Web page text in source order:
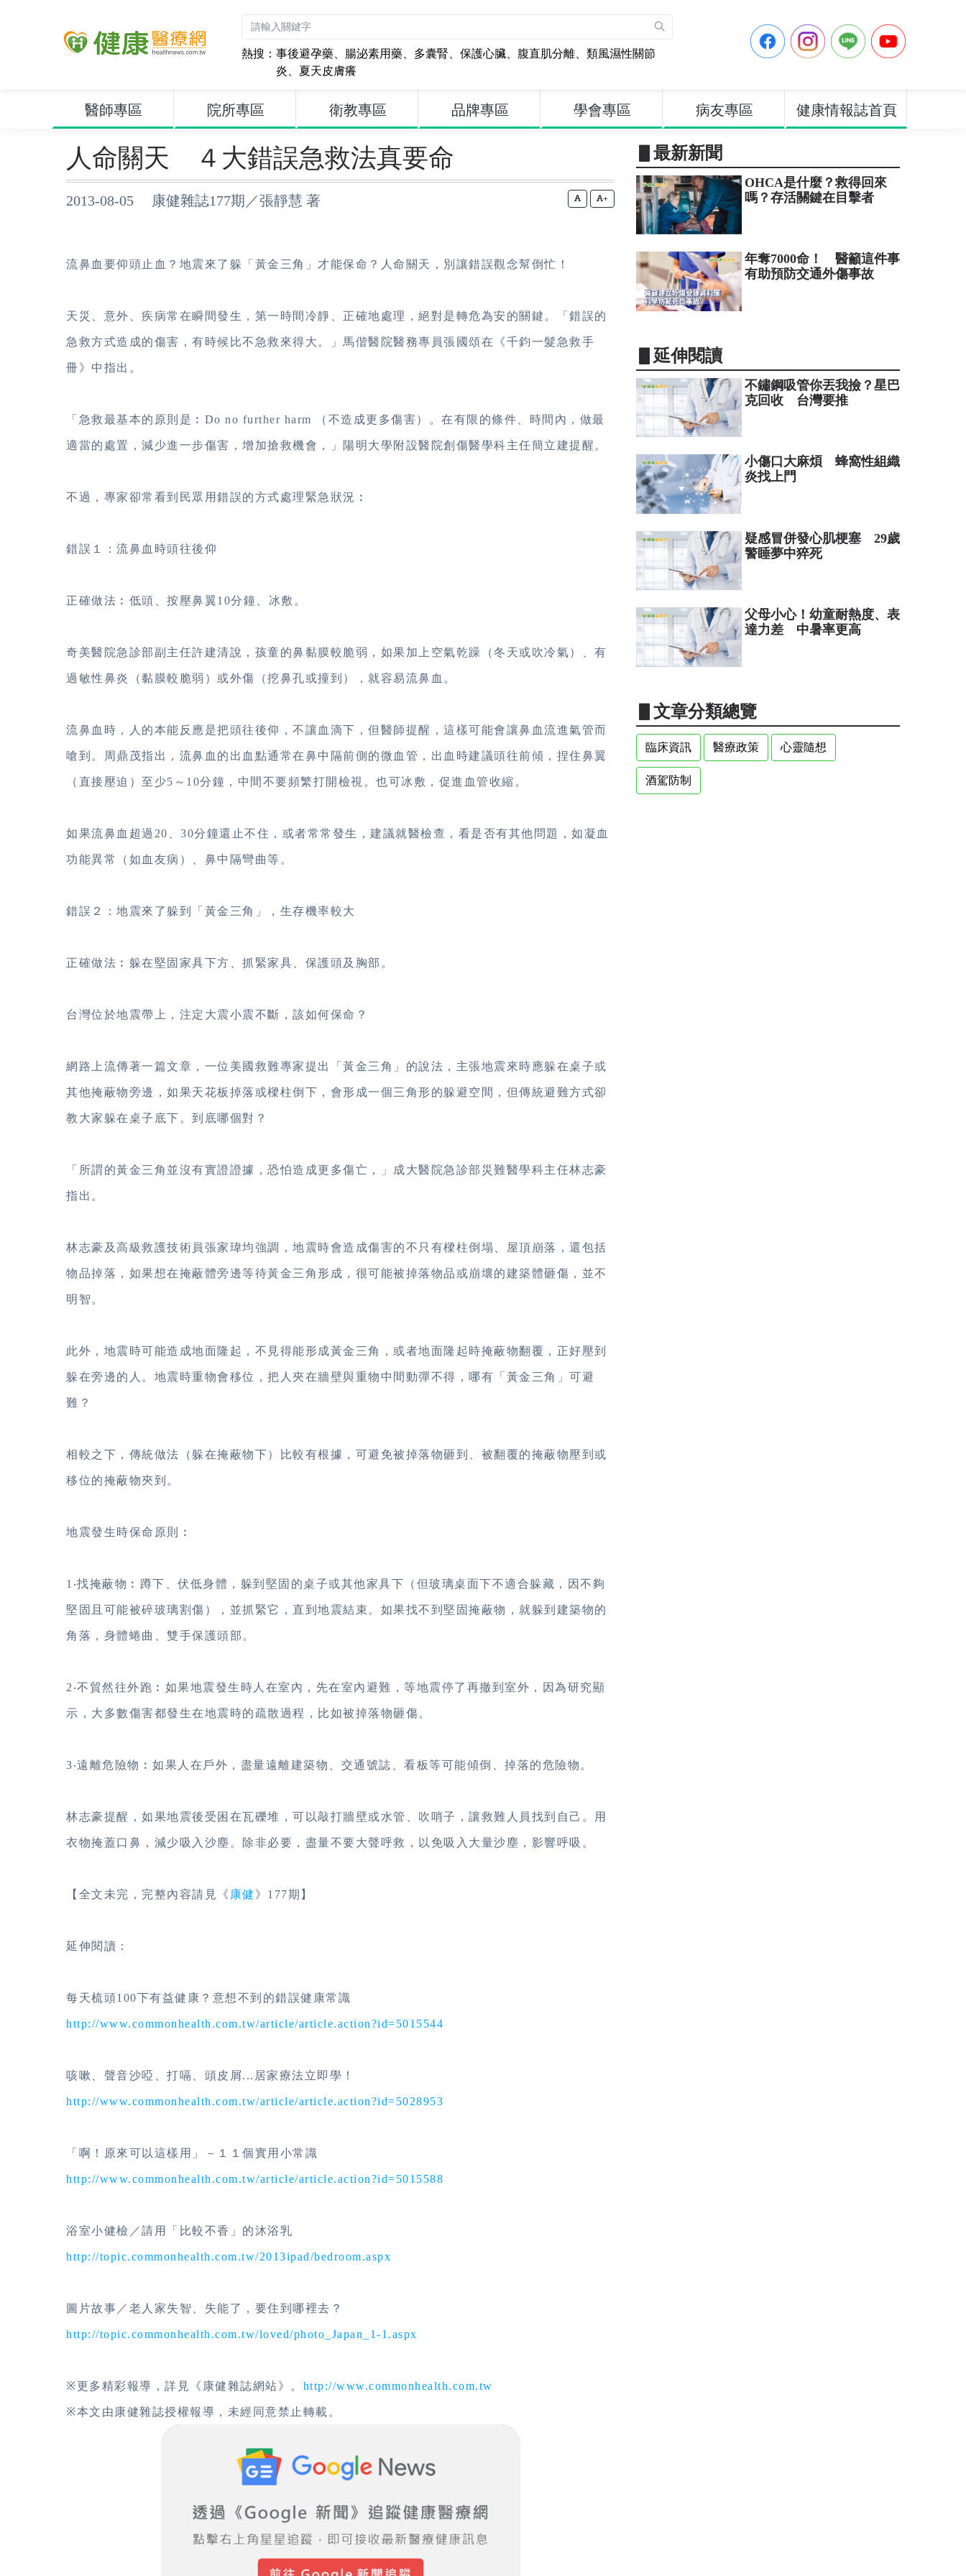
熱搜： 事後避孕藥、 腸泌素用藥、 多囊腎、 保護心臟、 腹直肌分離、 類風濕性關節
炎、 夏天皮膚癢
醫師專區 院所專區 衛教專區 品牌專區 學會專區 病友專區 健康情報誌首頁
人命關天 ４大錯誤急救法真要命
2013-08-05 康健雜誌177期／張靜慧 著 +
流鼻血要仰頭止血？地震來了躲「黃金三角」才能保命？人命關天，別讓錯誤觀念幫倒忙！
天災、意外、疾病常在瞬間發生，第一時間冷靜、正確地處理，絕對是轉危為安的關鍵。「錯誤的
急救方式造成的傷害，有時候比不急救來得大。」馬偕醫院醫務專員張國頌在《千鈞一髮急救手
冊》中指出。
「急救最基本的原則是︰Do no further harm （不造成更多傷害）。在有限的條件、時間內，做最
適當的處置，減少進一步傷害，增加搶救機會，」陽明大學附設醫院創傷醫學科主任簡立建提醒。
不過，專家卻常看到民眾用錯誤的方式處理緊急狀況︰
錯誤１：流鼻血時頭往後仰
正確做法︰低頭、按壓鼻翼10分鐘、冰敷。
奇美醫院急診部副主任許建清說，孩童的鼻黏膜較脆弱，如果加上空氣乾躁（冬天或吹冷氣）、有
過敏性鼻炎（黏膜較脆弱）或外傷（挖鼻孔或撞到），就容易流鼻血。
流鼻血時，人的本能反應是把頭往後仰，不讓血滴下，但醫師提醒，這樣可能會讓鼻血流進氣管而
嗆到。周鼎茂指出，流鼻血的出血點通常在鼻中隔前側的微血管，出血時建議頭往前傾，捏住鼻翼
（直接壓迫）至少5～10分鐘，中間不要頻繁打開檢視。也可冰敷，促進血管收縮。
如果流鼻血超過20、30分鐘還止不住，或者常常發生，建議就醫檢查，看是否有其他問題，如凝血
功能異常（如血友病）、鼻中隔彎曲等。
錯誤２：地震來了躲到「黃金三角」，生存機率較大
正確做法︰躲在堅固家具下方、抓緊家具、保護頭及胸部。
台灣位於地震帶上，注定大震小震不斷，該如何保命？
網路上流傳著一篇文章，一位美國救難專家提出「黃金三角」的說法，主張地震來時應躲在桌子或
其他掩蔽物旁邊，如果天花板掉落或樑柱倒下，會形成一個三角形的躲避空間，但傳統避難方式卻
教大家躲在桌子底下。到底哪個對？
「所謂的黃金三角並沒有實證證據，恐怕造成更多傷亡，」成大醫院急診部災難醫學科主任林志豪
指出。
林志豪及高級救護技術員張家瑋均強調，地震時會造成傷害的不只有樑柱倒塌、屋頂崩落，還包括
物品掉落，如果想在掩蔽體旁邊等待黃金三角形成，很可能被掉落物品或崩壞的建築體砸傷，並不
明智。
此外，地震時可能造成地面隆起，不見得能形成黃金三角，或者地面隆起時掩蔽物翻覆，正好壓到
躲在旁邊的人。地震時重物會移位，把人夾在牆壁與重物中間動彈不得，哪有「黃金三角」可避
難？
相較之下，傳統做法（躲在掩蔽物下）比較有根據，可避免被掉落物砸到、被翻覆的掩蔽物壓到或
移位的掩蔽物夾到。
地震發生時保命原則︰
1‧找掩蔽物︰蹲下、伏低身體，躲到堅固的桌子或其他家具下（但玻璃桌面下不適合躲藏，因不夠
堅固且可能被碎玻璃割傷），並抓緊它，直到地震結束。如果找不到堅固掩蔽物，就躲到建築物的
角落，身體蜷曲、雙手保護頭部。
2‧不貿然往外跑︰如果地震發生時人在室內，先在室內避難，等地震停了再撤到室外，因為研究顯
示，大多數傷害都發生在地震時的疏散過程，比如被掉落物砸傷。
3‧遠離危險物︰如果人在戶外，盡量遠離建築物、交通號誌、看板等可能傾倒、掉落的危險物。
林志豪提醒，如果地震後受困在瓦礫堆，可以敲打牆壁或水管、吹哨子，讓救難人員找到自己。用
衣物掩蓋口鼻，減少吸入沙塵。除非必要，盡量不要大聲呼救，以免吸入大量沙塵，影響呼吸。
【全文未完，完整內容請見《 康健 》177期】
延伸閱讀：
每天梳頭100下有益健康？意想不到的錯誤健康常識
http://www.commonhealth.com.tw/article/article.action?id=5015544
咳嗽、聲音沙啞、打嗝、頭皮屑...居家療法立即學！
http://www.commonhealth.com.tw/article/article.action?id=5028953
「啊！原來可以這樣用」－１１個實用小常識
http://www.commonhealth.com.tw/article/article.action?id=5015588
浴室小健檢／請用「比較不香」的沐浴乳
http://topic.commonhealth.com.tw/2013ipad/bedroom.aspx
圖片故事／老人家失智、失能了，要住到哪裡去？
http://topic.commonhealth.com.tw/loved/photo_Japan_1-1.aspx
※更多精彩報導，詳見《康健雜誌網站》。 http://www.commonhealth.com.tw
※本文由康健雜誌授權報導，未經同意禁止轉載。
▋最新新聞
OHCA是什麼？救得回來
嗎？存活關鍵在目擊者
年奪7000命！ 醫籲這件事
有助預防交通外傷事故
▋延伸閱讀
不鏽鋼吸管你丟我撿？星巴
克回收 台灣要推
小傷口大麻煩 蜂窩性組織
炎找上門
疑感冒併發心肌梗塞 29歲
警睡夢中猝死
父母小心！幼童耐熱度、表
達力差 中暑率更高
▋文章分類總覽
臨床資訊 醫療政策 心靈隨想
酒駕防制